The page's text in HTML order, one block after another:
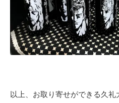
以上、お取り寄せができる久